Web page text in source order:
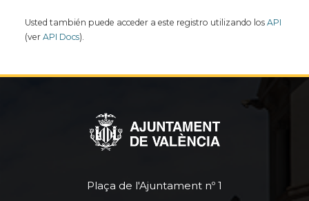
Usted también puede acceder a este registro utilizando los API
(ver API Docs).
Plaça de l'Ajuntament nº 1